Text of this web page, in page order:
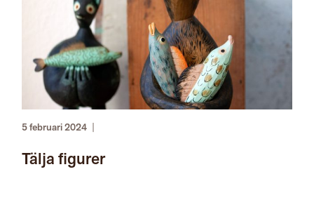
5 februari 2024
Tälja figurer